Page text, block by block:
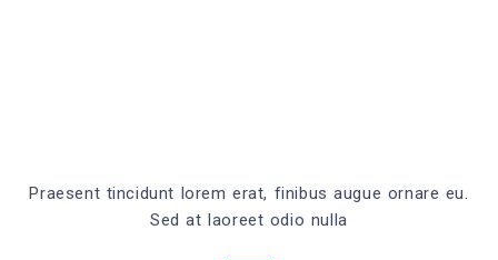
Praesent tincidunt lorem erat, finibus augue ornare eu.
Sed at laoreet odio nulla